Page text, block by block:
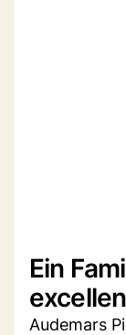
Ein
Audemars